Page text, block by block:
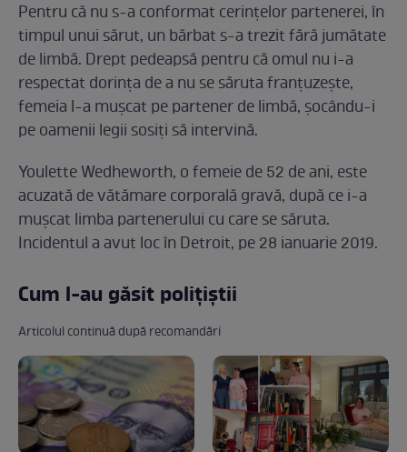
Pentru că nu s-a conformat cerințelor partenerei, în
timpul unui sărut, un bărbat s-a trezit fără jumătate
de limbă. Drept pedeapsă pentru că omul nu i-a
respectat dorința de a nu se săruta franțuzește,
femeia l-a mușcat pe partener de limbă, șocându-i
pe oamenii legii sosiți să intervină.
Youlette Wedheworth, o femeie de 52 de ani, este
acuzată de vătămare corporală gravă, după ce i-a
mușcat limba partenerului cu care se săruta.
Incidentul a avut loc în Detroit, pe 28 ianuarie 2019.
Cum l-au găsit polițiștii
Articolul continuă după recomandări